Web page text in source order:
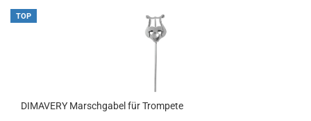
TOP
DIMAVERY Marschgabel für Trompete